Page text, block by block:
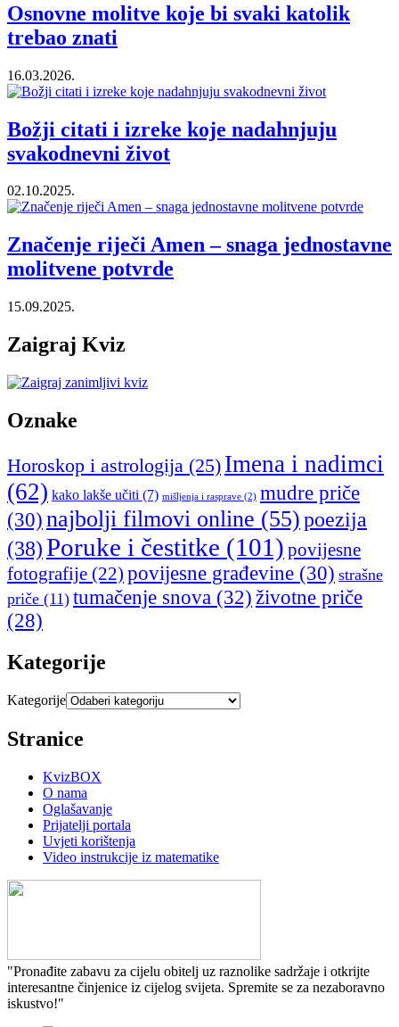
Osnovne molitve koje bi svaki katolik
trebao znati
16.03.2026.
Božji citati i izreke koje nadahnjuju
svakodnevni život
02.10.2025.
Značenje riječi Amen – snaga jednostavne
molitvene potvrde
15.09.2025.
Zaigraj Kviz
Oznake
Horoskop i astrologija (25) Imena i nadimci
(62) kako lakše učiti (7) mišljenja i rasprave (2) mudre priče
(30) najbolji filmovi online (55)poezija
(38)Poruke i čestitke (101) povijesne
fotografije (22) povijesne građevine (30) strašne
priče (11) tumačenje snova (32) životne priče
(28)
Kategorije
Kategorije
Stranice
KvizBOX
O nama
Oglašavanje
Prijatelji portala
Uvjeti korištenja
Video instrukcije iz matematike
"Pronađite zabavu za cijelu obitelj uz raznolike sadržaje i otkrijte
interesantne činjenice iz cijelog svijeta. Spremite se za nezaboravno
iskustvo!"